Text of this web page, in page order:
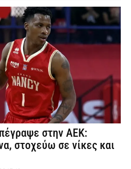
στην ΑΕΚ:
στοχεύω σε νίκες και